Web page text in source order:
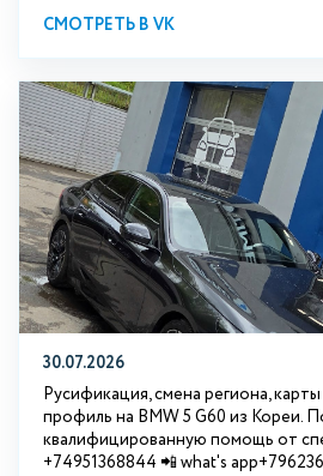
СМОТРЕТЬ В VK
30.07.2026
Русификация, смена региона,
профиль на BMW 5 G60 из Кореи.
квалифицированную помощь от
+74951368844 📲 what's